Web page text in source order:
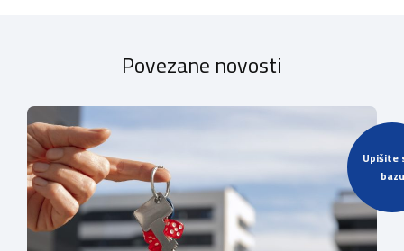
Upišite
bazu
Povezane novosti